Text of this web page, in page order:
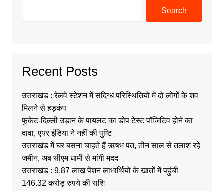
Search
Recent Posts
उत्तराखंड : रेलवे स्टेशन में संदिग्ध परिस्थितियों में दो लोगों के शव
मिलने से हड़कंप
फुकेट-दिल्ली उड़ान के पायलट का डोप टेस्ट पॉजिटिव होने का
दावा, एयर इंडिया ने नहीं की पुष्टि
उत्तराखंड में घर बसना चाहते हैं ऋषभ पंत, तीन साल से तलाश रहे
जमीन, अब सीएम धामी से मांगी मदद
उत्तराखंड : 9.87 लाख पेंशन लाभार्थियों के खातों में पहुंची
146.32 करोड़ रुपये की राशि